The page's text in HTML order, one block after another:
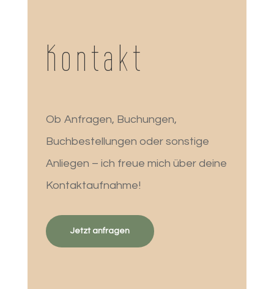
Kontakt
Ob Anfragen, Buchungen,
Buchbestellungen oder sonstige
Anliegen – ich freue mich über deine
Kontaktaufnahme!
Jetzt anfragen